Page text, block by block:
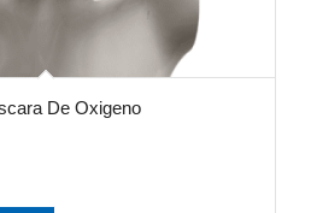
De Oxigeno